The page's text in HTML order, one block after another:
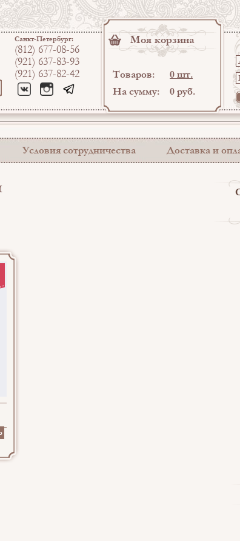
Санкт-Петербург:
(812) 677-08-56
(921) 637-83-93
(921) 637-82-42
Моя корзина
Товаров:
0 шт.
На сумму:
0 руб.
Условия сотрудничества Доставка и